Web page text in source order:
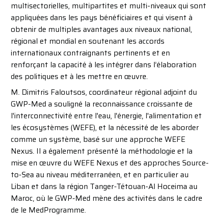
multisectorielles, multipartites et multi-niveaux qui sont
appliquées dans les pays bénéficiaires et qui visent à
obtenir de multiples avantages aux niveaux national,
régional et mondial en soutenant les accords
internationaux contraignants pertinents et en
renforçant la capacité à les intégrer dans l’élaboration
des politiques et à les mettre en œuvre.
M. Dimitris Faloutsos, coordinateur régional adjoint du
GWP-Med a souligné la reconnaissance croissante de
l'interconnectivité entre l'eau, l'énergie, l'alimentation et
les écosystèmes (WEFE), et la nécessité de les aborder
comme un système, basé sur une approche WEFE
Nexus. Il a également présenté la méthodologie et la
mise en œuvre du WEFE Nexus et des approches Source-
to-Sea au niveau méditerranéen, et en particulier au
Liban et dans la région Tanger-Tétouan-Al Hoceima au
Maroc, où le GWP-Med mène des activités dans le cadre
de le MedProgramme.